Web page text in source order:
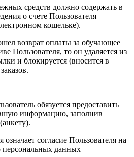
средств должно содержать в
о счете Пользователя
кошельке).
возврат оплаты за обучающее
Пользователя, то он удаляется из
и блокируется (вносится в
обязуется предоставить
информацию, заполнив
означает согласие Пользователя на
персональных данных